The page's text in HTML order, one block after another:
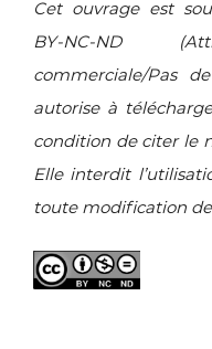
Cet ouvrage est
BY-NC-ND
commerciale/Pas
autorise à
condition de citer le
Elle interdit
toute modification